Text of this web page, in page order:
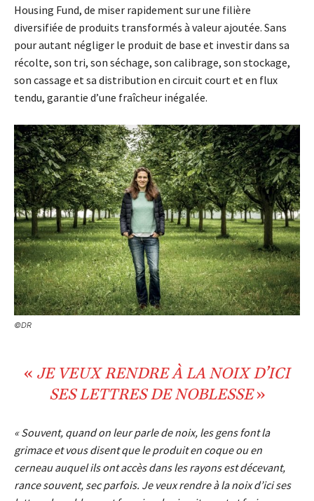
Housing Fund, de miser rapidement sur une filière
diversifiée de produits transformés à valeur ajoutée. Sans
pour autant négliger le produit de base et investir dans sa
récolte, son tri, son séchage, son calibrage, son stockage,
son cassage et sa distribution en circuit court et en flux
tendu, garantie d’une fraîcheur inégalée.
©DR
« JE VEUX RENDRE À LANOIXD’ICI
SES LETTRES DENOBLESSE»
« Souvent, quand on leur parle de noix, les gens font la
grimace et vous disent que le produit en coque ou en
cerneau auquel ils ont accès dans les rayons est décevant,
rance souvent, sec parfois. Je veux rendre à la noix d’ici ses